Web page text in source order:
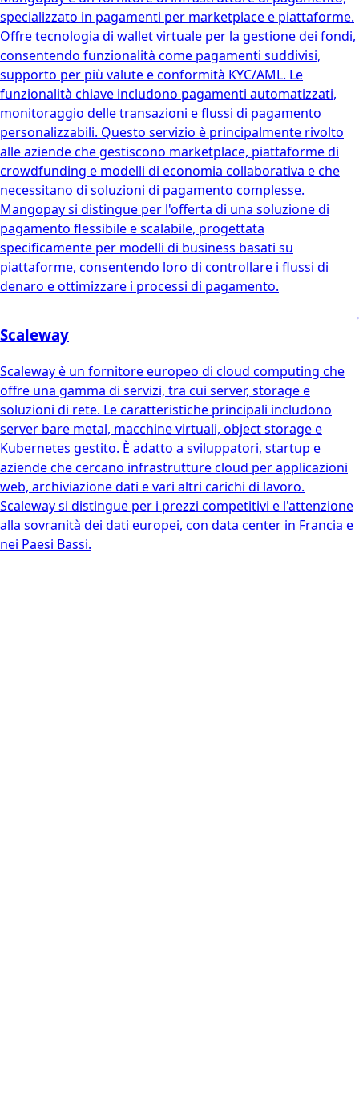
specializzato in pagamenti per marketplace e piattaforme.
Offre tecnologia di wallet virtuale per la gestione dei fondi,
consentendo funzionalità come pagamenti suddivisi,
supporto per più valute e conformità KYC/AML. Le
funzionalità chiave includono pagamenti automatizzati,
monitoraggio delle transazioni e flussi di pagamento
personalizzabili. Questo servizio è principalmente rivolto
alle aziende che gestiscono marketplace, piattaforme di
crowdfunding e modelli di economia collaborativa e che
necessitano di soluzioni di pagamento complesse.
Mangopay si distingue per l'offerta di una soluzione di
pagamento flessibile e scalabile, progettata
specificamente per modelli di business basati su
piattaforme, consentendo loro di controllare i flussi di
denaro e ottimizzare i processi di pagamento.
Scaleway
Scaleway è un fornitore europeo di cloud computing che
offre una gamma di servizi, tra cui server, storage e
soluzioni di rete. Le caratteristiche principali includono
server bare metal, macchine virtuali, object storage e
Kubernetes gestito. È adatto a sviluppatori, startup e
aziende che cercano infrastrutture cloud per applicazioni
web, archiviazione dati e vari altri carichi di lavoro.
Scaleway si distingue per i prezzi competitivi e l'attenzione
alla sovranità dei dati europei, con data center in Francia e
nei Paesi Bassi.